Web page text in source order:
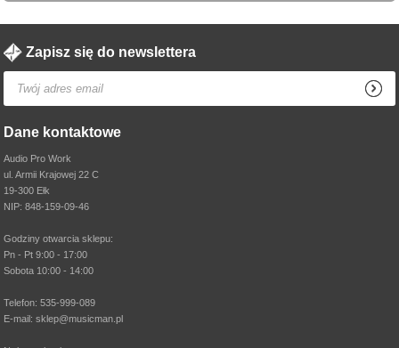
Zapisz się do newslettera
Dane kontaktowe
Audio Pro Work
ul. Armii Krajowej 22 C
19-300 Ełk
NIP: 848-159-09-46
Godziny otwarcia sklepu:
Pn - Pt 9:00 - 17:00
Sobota 10:00 - 14:00
Telefon: 535-999-089
E-mail: sklep@musicman.pl